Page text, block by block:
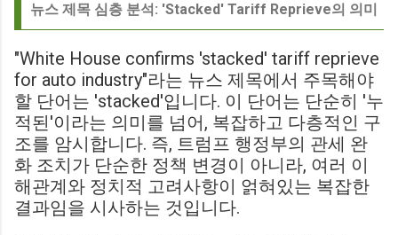
뉴스 제목 심층 분석: 'Stacked' Tariff Reprieve의 의미
"White House confirms 'stacked' tariff reprieve
for auto industry"라는 뉴스 제목에서 주목해야
할 단어는 'stacked'입니다. 이 단어는 단순히 '누
적된'이라는 의미를 넘어, 복잡하고 다층적인 구
조를 암시합니다. 즉, 트럼프 행정부의 관세 완
화 조치가 단순한 정책 변경이 아니라, 여러 이
해관계와 정치적 고려사항이 얽혀있는 복잡한
결과임을 시사하는 것입니다.